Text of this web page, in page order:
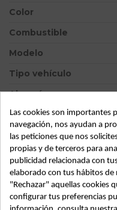
Color
Combustible
Modelo
Tipo vehículo
Almacén
SubAlmacén
SubSubAlmacén
ID: 811584
Fecha disponible: 2022-
Las cookies son importantes
navegación, nos ayudan a
las peticiones que nos
propias y de terceros para
publicidad relacionada con
elaborado con tus hábitos de
"Rechazar" aquellas cookies
configurar tus preferencias